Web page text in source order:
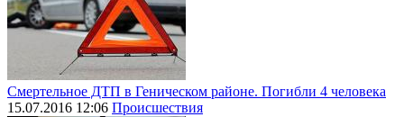
Смертельное ДТП в Геническом районе. Погибли 4 человека
15.07.2016 12:06 Происшествия